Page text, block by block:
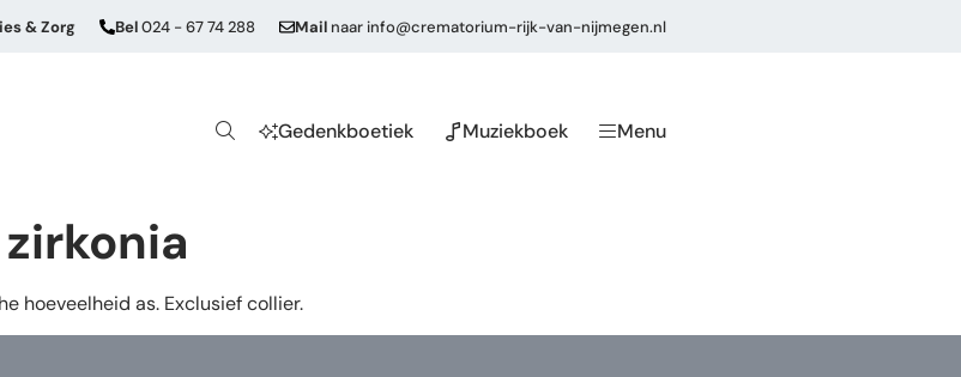
& Zorg Bel024 - 67 74 288 Mail naarinfo@crematorium-rijk-van-nijmegen.nl
Gedenkboetiek Muziekboek Menu
hoeveelheid as. Exclusief collier.